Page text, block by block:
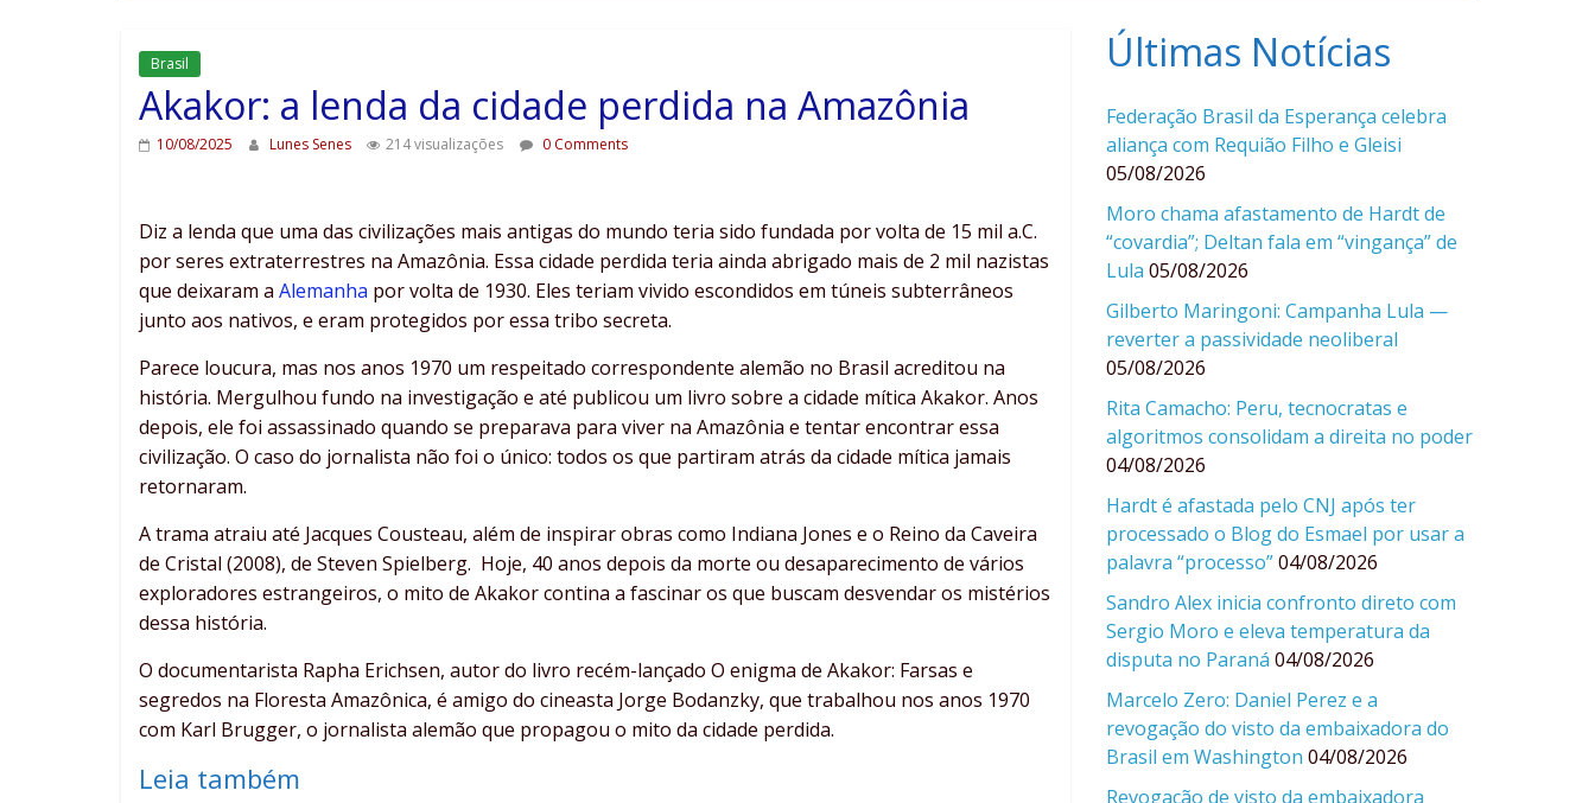
Brasil
Akakor: a lenda da cidade perdida na Amazônia
10/08/2025 Lunes Senes 214 visualizações 0 Comments
Diz a lenda que uma das civilizações mais antigas do mundo teria sido fundada por volta de 15 mil a.C.
por seres extraterrestres na Amazônia. Essa cidade perdida teria ainda abrigado mais de 2 mil nazistas
que deixaram a Alemanha por volta de 1930. Eles teriam vivido escondidos em túneis subterrâneos
junto aos nativos, e eram protegidos por essa tribo secreta.
Parece loucura, mas nos anos 1970 um respeitado correspondente alemão no Brasil acreditou na
história. Mergulhou fundo na investigação e até publicou um livro sobre a cidade mítica Akakor. Anos
depois, ele foi assassinado quando se preparava para viver na Amazônia e tentar encontrar essa
civilização. O caso do jornalista não foi o único: todos os que partiram atrás da cidade mítica jamais
retornaram.
A trama atraiu até Jacques Cousteau, além de inspirar obras como Indiana Jones e o Reino da Caveira
de Cristal (2008), de Steven Spielberg. Hoje, 40 anos depois da morte ou desaparecimento de vários
exploradores estrangeiros, o mito de Akakor contina a fascinar os que buscam desvendar os mistérios
dessa história.
O documentarista Rapha Erichsen, autor do livro recém-lançado O enigma de Akakor: Farsas e
segredos na Floresta Amazônica, é amigo do cineasta Jorge Bodanzky, que trabalhou nos anos 1970
com Karl Brugger, o jornalista alemão que propagou o mito da cidade perdida.
Leia também
Últimas Notícias
Federação Brasil da Esperança celebra
aliança com Requião Filho e Gleisi
05/08/2026
Moro chama afastamento de Hardt de
“covardia”; Deltan fala em “vingança” de
Lula 05/08/2026
Gilberto Maringoni: Campanha Lula —
reverter a passividade neoliberal
05/08/2026
Rita Camacho: Peru, tecnocratas e
algoritmos consolidam a direita no poder
04/08/2026
Hardt é afastada pelo CNJ após ter
processado o Blog do Esmael por usar a
palavra “processo”04/08/2026
Sandro Alex inicia confronto direto com
Sergio Moro e eleva temperatura da
disputa no Paraná 04/08/2026
Marcelo Zero: Daniel Perez e a
revogação do visto da embaixadora do
Brasil em Washington 04/08/2026
Revogação de visto da embaixadora